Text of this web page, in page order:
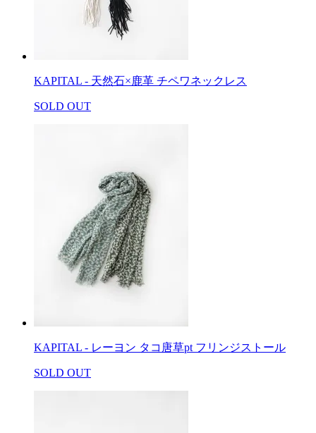
KAPITAL - 天然石×鹿革 チペワネックレス
SOLD OUT
KAPITAL - レーヨン タコ唐草pt フリンジストール
SOLD OUT